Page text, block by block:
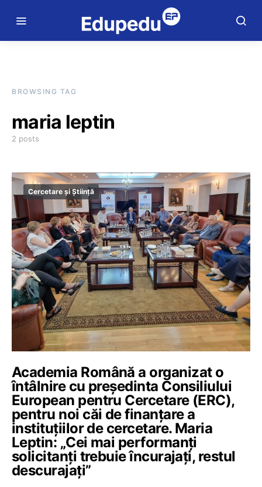
BROWSING TAG
maria leptin
2 posts
Cercetare și Știință
Academia Română a organizat o
întâlnire cu președinta Consiliului
European pentru Cercetare (ERC),
pentru noi căi de finanțare a
instituțiilor de cercetare. Maria
Leptin: „Cei mai performanți
solicitanți trebuie încurajați, restul
descurajați”